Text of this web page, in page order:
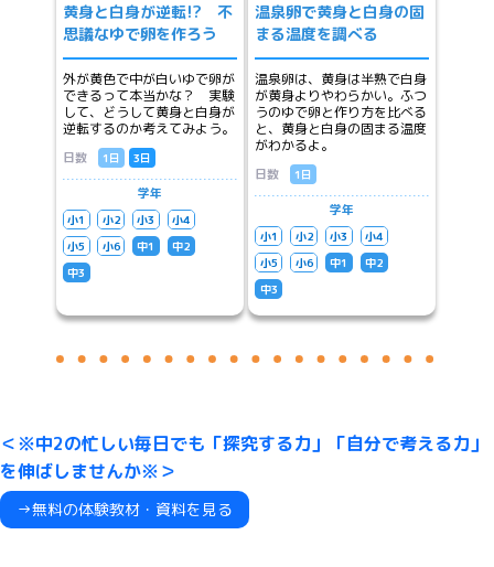
黄身と白身が逆転!? 不
思議なゆで卵を作ろう
外が黄色で中が白いゆで卵が
できるって本当かな？ 実験
して、どうして黄身と白身が
逆転するのか考えてみよう。
日数 1日 3日
学年
小1 小2 小3
小4
小5
小6 中1
中2
中3
温泉卵で黄身と白身の固
まる温度を調べる
温泉卵は、黄身は半熟で白身
が黄身よりやわらかい。ふつ
うのゆで卵と作り方を比べる
と、黄身と白身の固まる温度
がわかるよ。
日数 1日
学年
小1 小2 小3
小4
小5
小6 中1
中2
中3
＜※中2の忙しい毎日でも「探究する力」「自分で考える力」
を伸ばしませんか※＞
→無料の体験教材・資料を見る